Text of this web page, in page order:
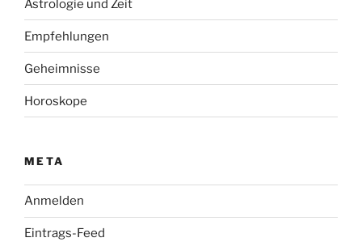
Astrologie und Zeit
Empfehlungen
Geheimnisse
Horoskope
META
Anmelden
Eintrags-Feed